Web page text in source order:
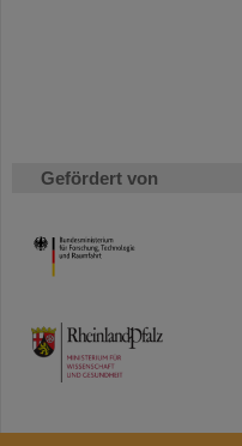
Gefördert von
HMWK
TMWWDG